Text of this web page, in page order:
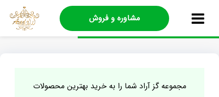
مشاوره و فروش
مجموعه گز آراد شما را به خرید بهترین محصولات